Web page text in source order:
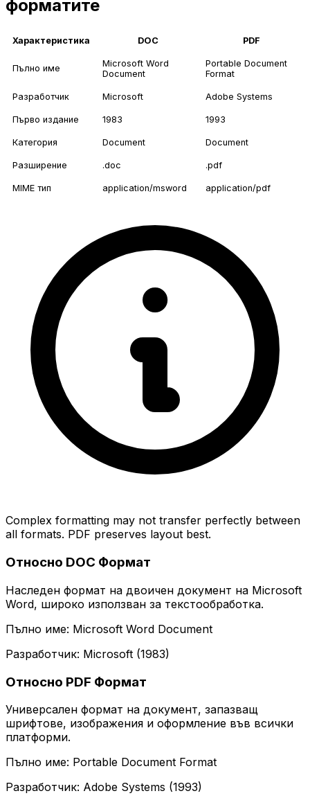
форматите
Характеристика DOC PDF
Пълно име
Microsoft Word
Document
Portable Document
Format
Разработчик Microsoft Adobe Systems
Първо издание 1983 1993
Категория Document Document
Разширение .doc .pdf
MIME тип application/msword application/pdf
Complex formatting may not transfer perfectly between
all formats. PDF preserves layout best.
Относно DOC Формат
Наследен формат на двоичен документ на Microsoft
Word, широко използван за текстообработка.
Пълно име: Microsoft Word Document
Разработчик: Microsoft (1983)
Относно PDF Формат
Универсален формат на документ, запазващ
шрифтове, изображения и оформление във всички
платформи.
Пълно име: Portable Document Format
Разработчик: Adobe Systems (1993)